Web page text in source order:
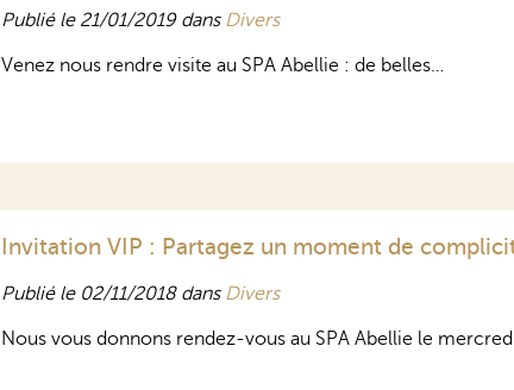
Publié le 21/01/2019 dans Divers
Venez nous rendre visite au SPA Abellie : de belles…
Invitation VIP : Partagez un moment de
Publié le 02/11/2018 dans Divers
Nous vous donnons rendez-vous au SPA Abellie le